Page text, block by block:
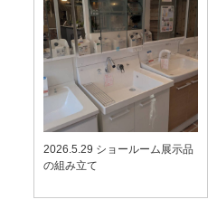
2026.5.29 ショールーム展示品
の組み立て